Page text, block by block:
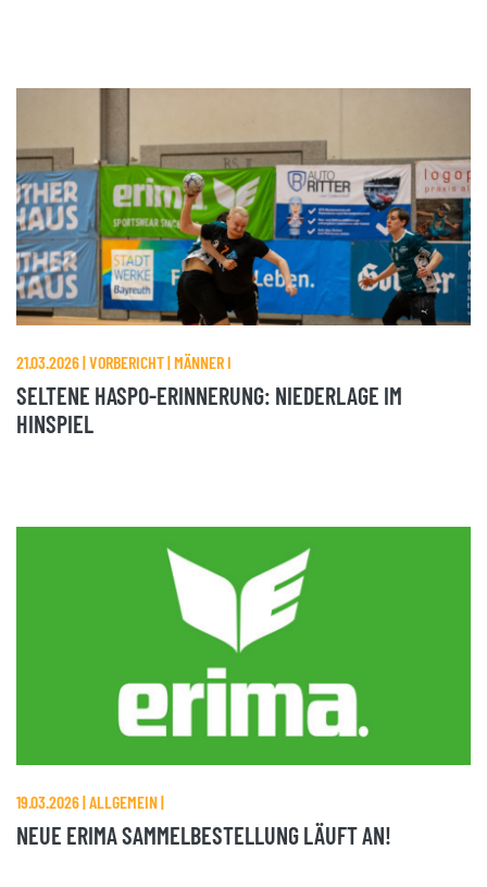
21.03.2026 | VORBERICHT | MÄNNER I
SELTENE HASPO-ERINNERUNG: NIEDERLAGE IM
HINSPIEL
19.03.2026 | ALLGEMEIN |
NEUE ERIMA SAMMELBESTELLUNG LÄUFT AN!